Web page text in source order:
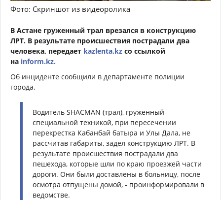
Фото: Скриншот из видеоролика
В Астане груженный трал врезался в конструкцию
ЛРТ. В результате происшествия пострадали два
человека, передает kazlenta.kz со ссылкой
на inform.kz.
Об инциденте сообщили в департаменте полиции
города.
Водитель SHACMAN (трал), груженный
специальной техникой, при пересечении
перекрестка Кабанбай батыра и Улы Дала, не
рассчитав габариты, задел конструкцию ЛРТ. В
результате происшествия пострадали два
пешехода, которые шли по краю проезжей части
дороги. Они были доставлены в больницу, после
осмотра отпущены домой, - проинформировали в
ведомстве.